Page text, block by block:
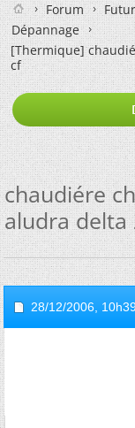
Forum
Dépannage
[Thermique]
cf
chaudiére
aludra delta
28/12/2006,